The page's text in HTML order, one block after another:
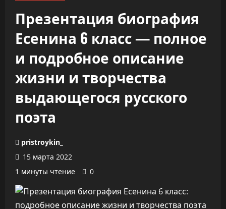
Презентация биография
Есенина 6 класс — полное
и подробное описание
жизни и творчества
выдающегося русского
поэта
pristroykin_
15 марта 2022
1 минуты чтение
0